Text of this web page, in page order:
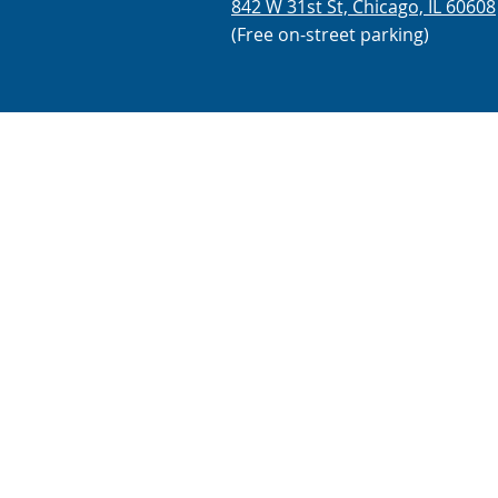
842 W 31st St, Chicago, IL 60608
(Free on-street parking)